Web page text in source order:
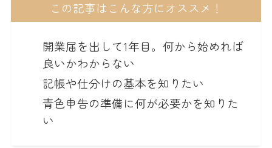
この記事はこんな方にオススメ！
開業届を出して1年目。何から始めれば
良いかわからない
記帳や仕分けの基本を知りたい
青色申告の準備に何が必要かを知りた
い